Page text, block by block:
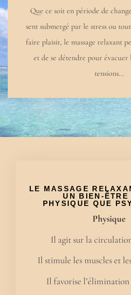
Que ce soit en période de
sent submergé par le stress ou
faire plaisir, le massage relaxant
et de se détendre pour évacuer
tensions…
LE MASSAGE
UN BIEN-ÊTRE
PHYSIQUE QUE
Physique
Il agit sur la
Il stimule les muscles et
Il favorise l’élimination